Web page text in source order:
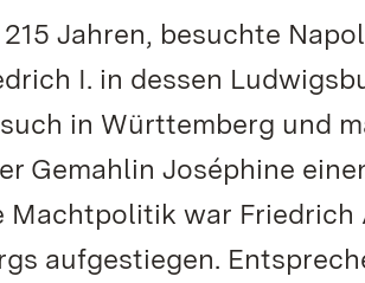
Jahren, besuchte
I. in dessen
in Württemberg und
Gemahlin Joséphine
Machtpolitik war Friedrich
aufgestiegen.